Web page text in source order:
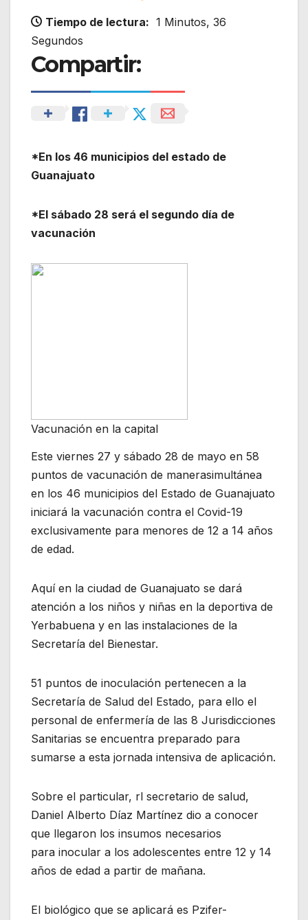
Tiempo de lectura: 1 Minutos, 36
Segundos
Compartir:
*En los 46 municipios del estado de
Guanajuato
*El sábado 28 será el segundo día de
vacunación
Vacunación en la capital
Este viernes 27 y sábado 28 de mayo en 58
puntos de vacunación de manerasimultánea
en los 46 municipios del Estado de Guanajuato
iniciará la vacunación contra el Covid-19
exclusivamente para menores de 12 a 14 años
de edad.
Aquí en la ciudad de Guanajuato se dará
atención a los niños y niñas en la deportiva de
Yerbabuena y en las instalaciones de la
Secretaría del Bienestar.
51 puntos de inoculación pertenecen a la
Secretaría de Salud del Estado, para ello el
personal de enfermería de las 8 Jurisdicciones
Sanitarias se encuentra preparado para
sumarse a esta jornada intensiva de aplicación.
Sobre el particular, rl secretario de salud,
Daniel Alberto Díaz Martínez dio a conocer
que llegaron los insumos necesarios
para inocular a los adolescentes entre 12 y 14
años de edad a partir de mañana.
El biológico que se aplicará es Pzifer-